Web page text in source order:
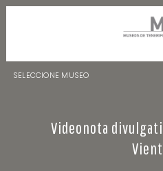
SELECCIONE MUSEO
NATURALEZA Y ARQUEOLOGÍA
Videonota